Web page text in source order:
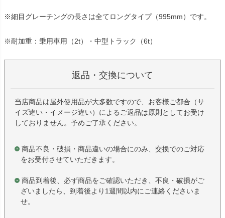
※細目グレーチングの長さは全てロングタイプ（995mm）です。
※耐加重：乗用車用（2t）・中型トラック（6t）
返品・交換について
当店商品は屋外使用品が大多数ですので、お客様ご都合（サ
イズ違い・イメージ違い）によるご返品は原則としてお受け
しておりません。予めご了承ください。
商品不良・破損・商品違いの場合にのみ、交換でのご対応
をお受付させていただきます。
商品到着後、必ず商品をご確認いただき、不良・破損がご
ざいましたら、到着後より1週間以内にご連絡くださいま
せ。